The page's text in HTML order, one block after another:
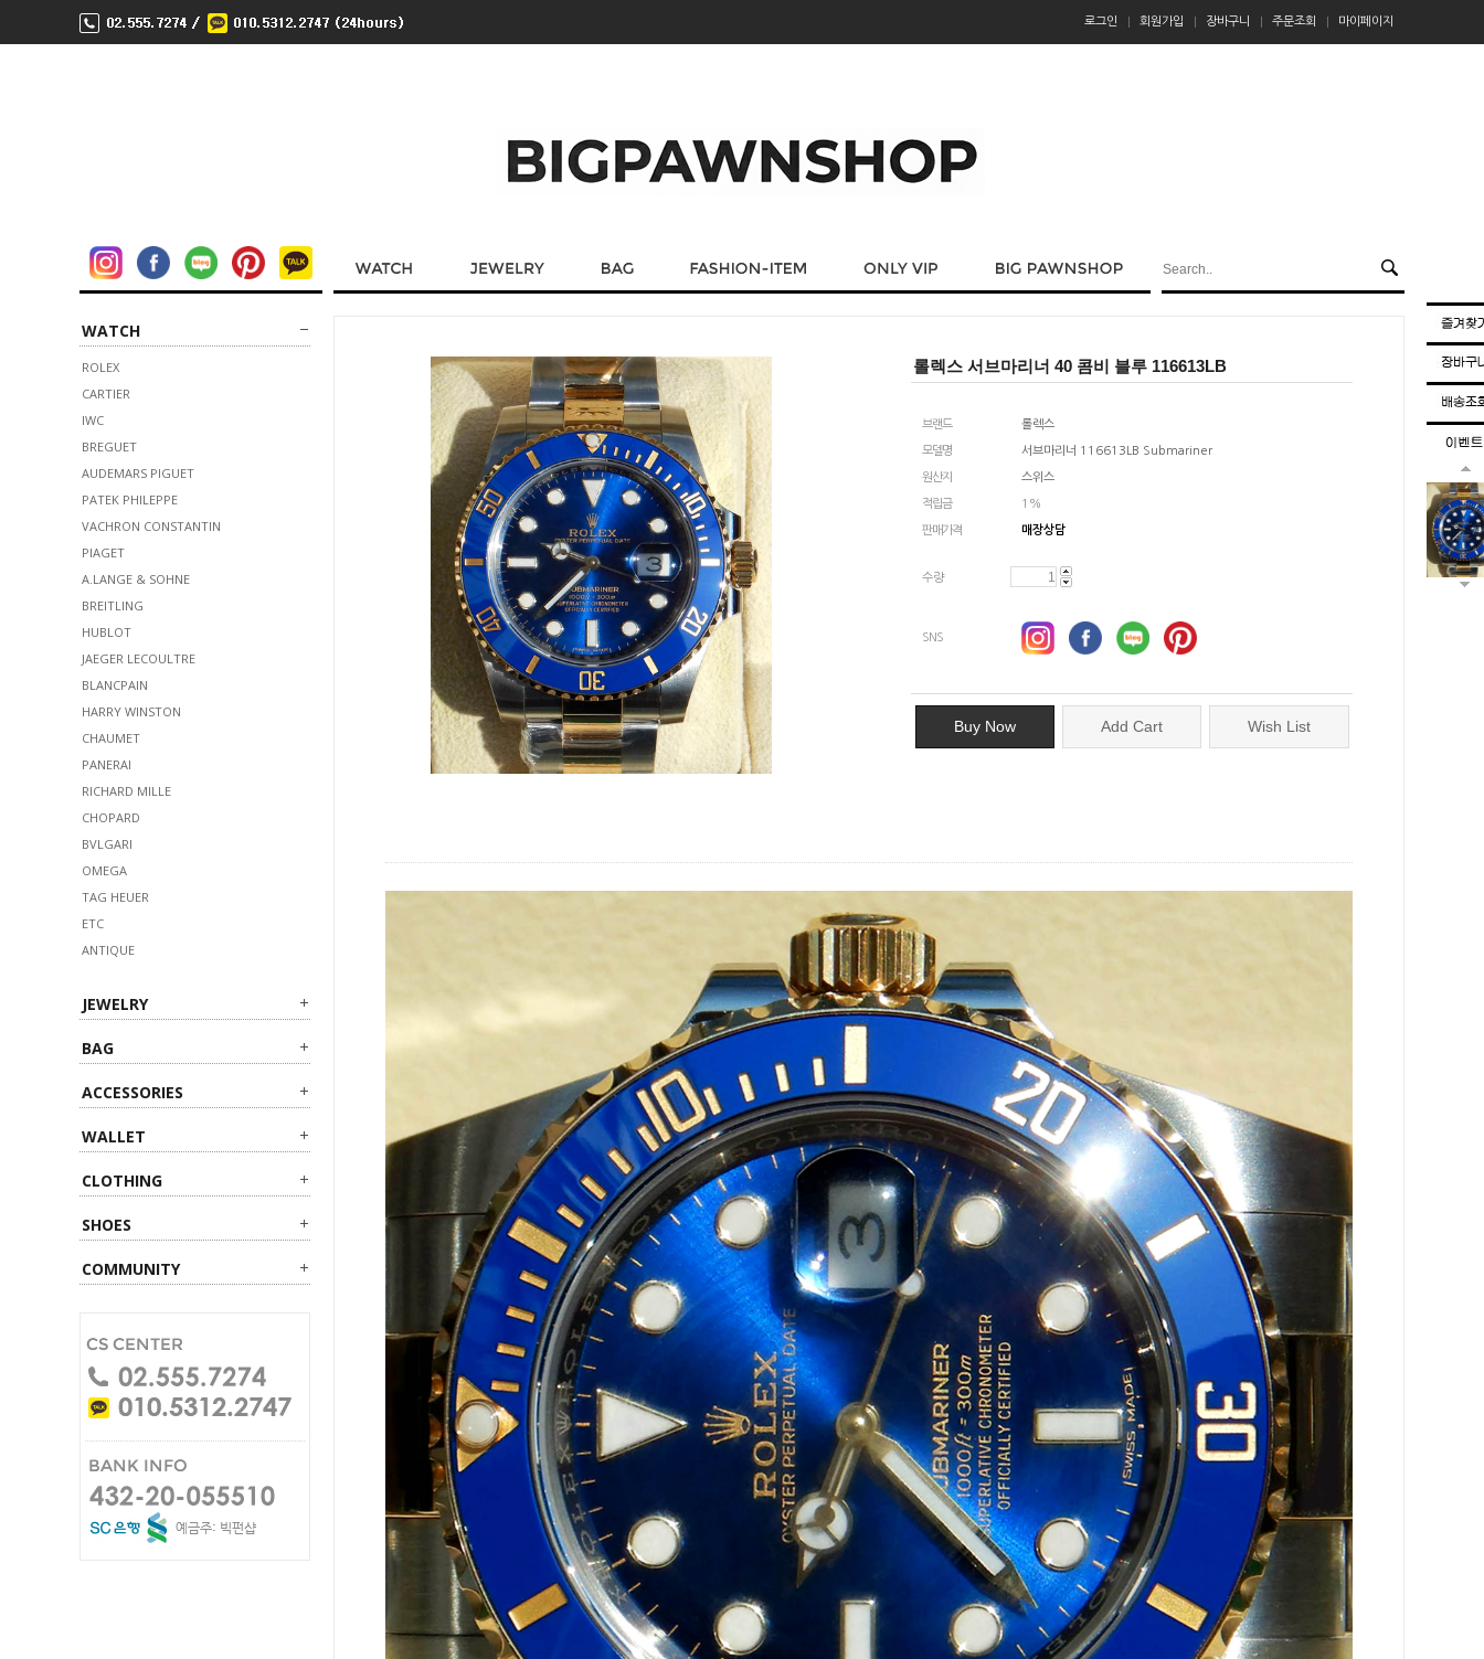
로그인 회원가입 장바구니 주문조회 마이페이지
WATCH
ROLEX
CARTIER
IWC
BREGUET
AUDEMARS PIGUET
PATEK PHILEPPE
VACHRON CONSTANTIN
PIAGET
A.LANGE & SOHNE
BREITLING
HUBLOT
JAEGER LECOULTRE
BLANCPAIN
HARRY WINSTON
CHAUMET
PANERAI
RICHARD MILLE
CHOPARD
BVLGARI
OMEGA
TAG HEUER
ETC
ANTIQUE
JEWELRY
BAG
ACCESSORIES
WALLET
CLOTHING
SHOES
COMMUNITY
롤렉스 서브마리너 40 콤비 블루 116613LB
브랜드 롤렉스
모델명 서브마리너 116613LB Submariner
원산지 스위스
적립금 1%
판매가격 매장상담
수량
SNS
Buy Now Add Cart Wish List